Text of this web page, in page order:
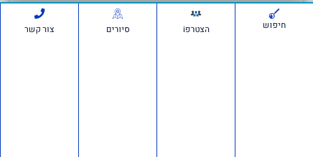
על פי
חיפוש הצטרפi סיורים צור קשר